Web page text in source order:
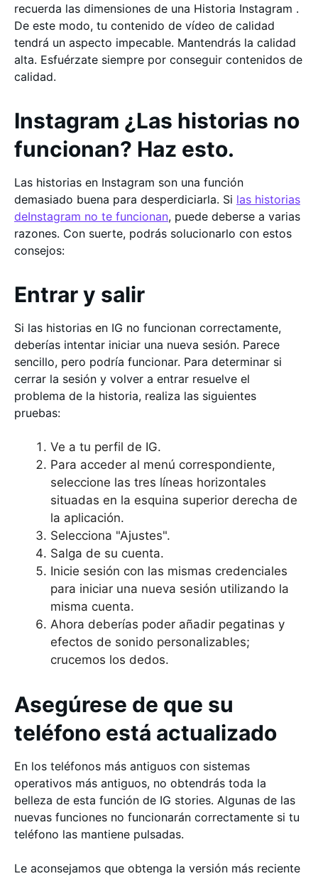
recuerda las dimensiones de una Historia Instagram .
De este modo, tu contenido de vídeo de calidad
tendrá un aspecto impecable. Mantendrás la calidad
alta. Esfuérzate siempre por conseguir contenidos de
calidad.
Instagram ¿Las historias no
funcionan? Haz esto.
Las historias en Instagram son una función
demasiado buena para desperdiciarla. Si las historias
deInstagram no te funcionan, puede deberse a varias
razones. Con suerte, podrás solucionarlo con estos
consejos:
Entrar y salir
Si las historias en IG no funcionan correctamente,
deberías intentar iniciar una nueva sesión. Parece
sencillo, pero podría funcionar. Para determinar si
cerrar la sesión y volver a entrar resuelve el
problema de la historia, realiza las siguientes
pruebas:
Ve a tu perfil de IG.
Para acceder al menú correspondiente,
seleccione las tres líneas horizontales
situadas en la esquina superior derecha de
la aplicación.
Selecciona "Ajustes".
Salga de su cuenta.
Inicie sesión con las mismas credenciales
para iniciar una nueva sesión utilizando la
misma cuenta.
Ahora deberías poder añadir pegatinas y
efectos de sonido personalizables;
crucemos los dedos.
Asegúrese de que su
teléfono está actualizado
En los teléfonos más antiguos con sistemas
operativos más antiguos, no obtendrás toda la
belleza de esta función de IG stories. Algunas de las
nuevas funciones no funcionarán correctamente si tu
teléfono las mantiene pulsadas.
Le aconsejamos que obtenga la versión más reciente